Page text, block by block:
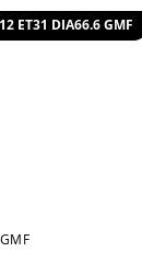
ET31 DIA66.6 GMF